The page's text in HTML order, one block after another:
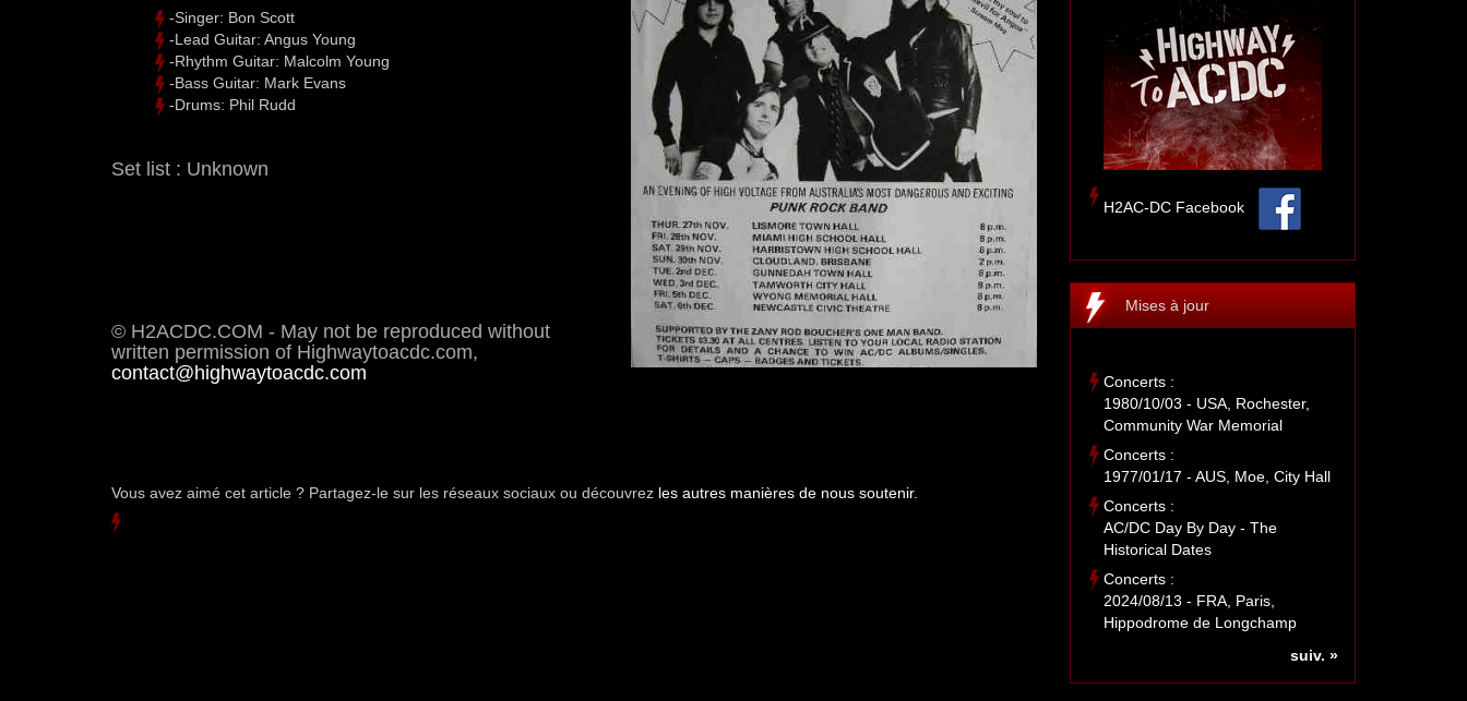
-Singer: Bon Scott
-Lead Guitar: Angus Young
-Rhythm Guitar: Malcolm Young
-Bass Guitar: Mark Evans
-Drums: Phil Rudd
Set list : Unknown
© H2ACDC.COM - May not be reproduced without
written permission of Highwaytoacdc.com,
contact@highwaytoacdc.com
Vous avez aimé cet article ? Partagez-le sur les réseaux sociaux ou découvrez les autres manières de nous soutenir.
H2AC-DC Facebook
Mises à jour
Concerts :
1980/10/03 - USA, Rochester,
Community War Memorial
Concerts :
1977/01/17 - AUS, Moe, City Hall
Concerts :
AC/DC Day By Day - The
Historical Dates
Concerts :
2024/08/13 - FRA, Paris,
Hippodrome de Longchamp
suiv. »